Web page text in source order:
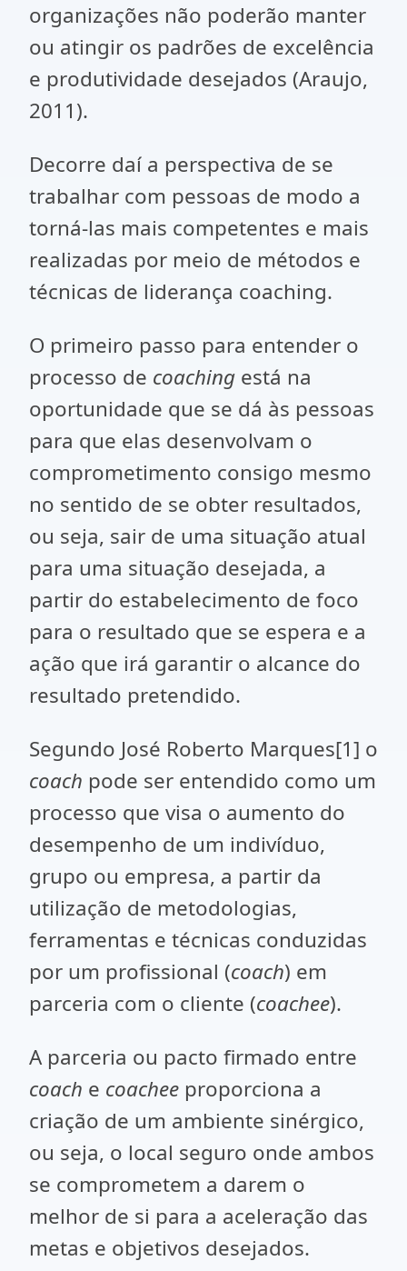
organizações não poderão manter
ou atingir os padrões de excelência
e produtividade desejados (Araujo,
2011).
Decorre daí a perspectiva de se
trabalhar com pessoas de modo a
torná-las mais competentes e mais
realizadas por meio de métodos e
técnicas de liderança coaching.
O primeiro passo para entender o
processo de coaching está na
oportunidade que se dá às pessoas
para que elas desenvolvam o
comprometimento consigo mesmo
no sentido de se obter resultados,
ou seja, sair de uma situação atual
para uma situação desejada, a
partir do estabelecimento de foco
para o resultado que se espera e a
ação que irá garantir o alcance do
resultado pretendido.
Segundo José Roberto Marques[1] o
coach pode ser entendido como um
processo que visa o aumento do
desempenho de um indivíduo,
grupo ou empresa, a partir da
utilização de metodologias,
ferramentas e técnicas conduzidas
por um profissional (coach) em
parceria com o cliente (coachee).
A parceria ou pacto firmado entre
coach e coachee proporciona a
criação de um ambiente sinérgico,
ou seja, o local seguro onde ambos
se comprometem a darem o
melhor de si para a aceleração das
metas e objetivos desejados.